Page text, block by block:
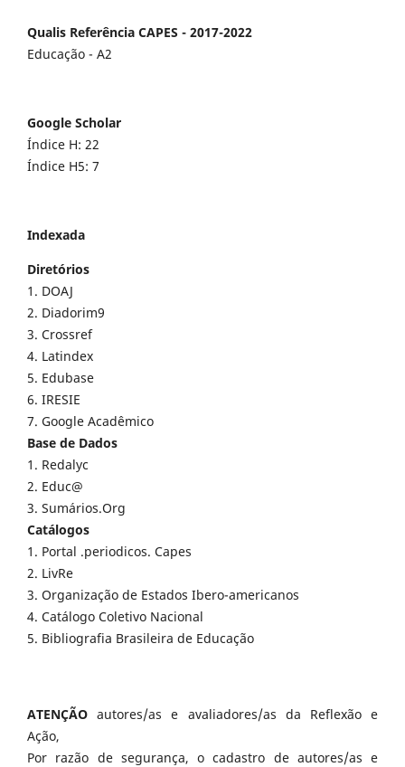
Qualis Referência CAPES - 2017-2022
Educação - A2
Google Scholar
Índice H: 22
Índice H5: 7
Indexada
Diretórios
1. DOAJ
2. Diadorim9
3. Crossref
4. Latindex
5. Edubase
6. IRESIE
7. Google Acadêmico
Base de Dados
1. Redalyc
2. Educ@
3. Sumários.Org
Catálogos
1. Portal .periodicos. Capes
2. LivRe
3. Organização de Estados Ibero-americanos
4. Catálogo Coletivo Nacional
5. Bibliografia Brasileira de Educação
ATENÇÃO autores/as e avaliadores/as da Reflexão e
Ação,
Por razão de segurança, o cadastro de autores/as e